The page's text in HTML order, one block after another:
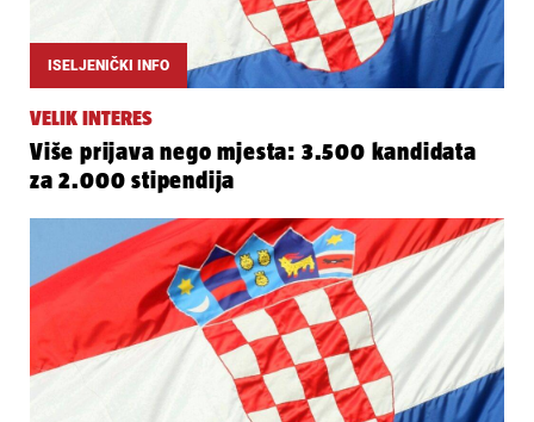
ISELJENIČKI INFO
VELIK INTERES
Više prijava nego mjesta: 3.500 kandidata
za 2.000 stipendija